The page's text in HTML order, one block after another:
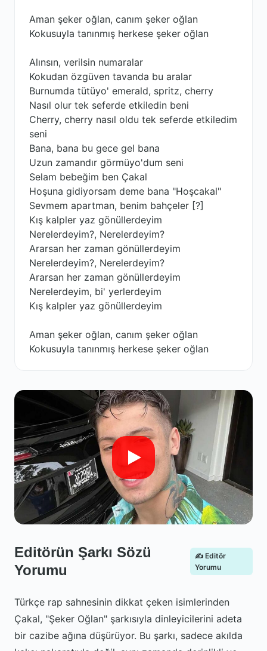
Aman şeker oğlan, canım şeker oğlan
Kokusuyla tanınmış herkese şeker oğlan
Alınsın, verilsin numaralar
Kokudan özgüven tavanda bu aralar
Burnumda tütüyo' emerald, spritz, cherry
Nasıl olur tek seferde etkiledin beni
Cherry, cherry nasıl oldu tek seferde etkiledim
seni
Bana, bana bu gece gel bana
Uzun zamandır görmüyo'dum seni
Selam bebeğim ben Çakal
Hoşuna gidiyorsam deme bana "Hoşcakal"
Sevmem apartman, benim bahçeler [?]
Kış kalpler yaz gönüllerdeyim
Nerelerdeyim?, Nerelerdeyim?
Ararsan her zaman gönüllerdeyim
Nerelerdeyim?, Nerelerdeyim?
Ararsan her zaman gönüllerdeyim
Nerelerdeyim, bi' yerlerdeyim
Kış kalpler yaz gönüllerdeyim
Aman şeker oğlan, canım şeker oğlan
Kokusuyla tanınmış herkese şeker oğlan
Editörün Şarkı Sözü
Yorumu
✍️ Editör
Yorumu
Türkçe rap sahnesinin dikkat çeken isimlerinden
Çakal, "Şeker Oğlan" şarkısıyla dinleyicilerini adeta
bir cazibe ağına düşürüyor. Bu şarkı, sadece akılda